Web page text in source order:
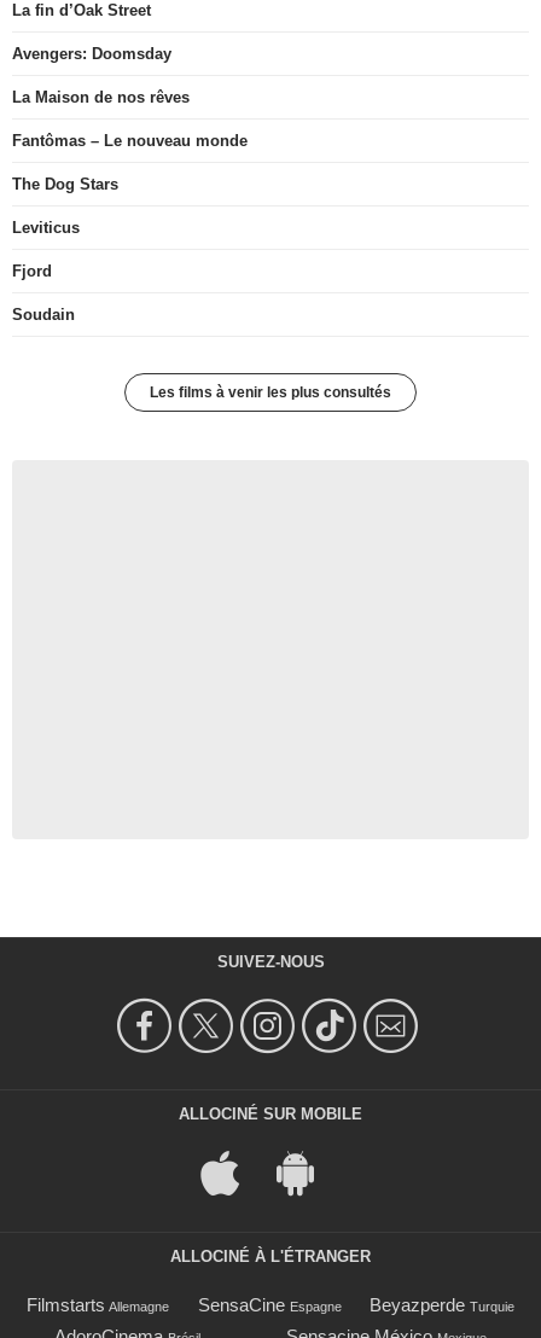
La fin d’Oak Street
Avengers: Doomsday
La Maison de nos rêves
Fantômas – Le nouveau monde
The Dog Stars
Leviticus
Fjord
Soudain
Les films à venir les plus consultés
SUIVEZ-NOUS
ALLOCINÉ SUR MOBILE
ALLOCINÉ À L'ÉTRANGER
Filmstarts Allemagne SensaCine Espagne Beyazperde Turquie